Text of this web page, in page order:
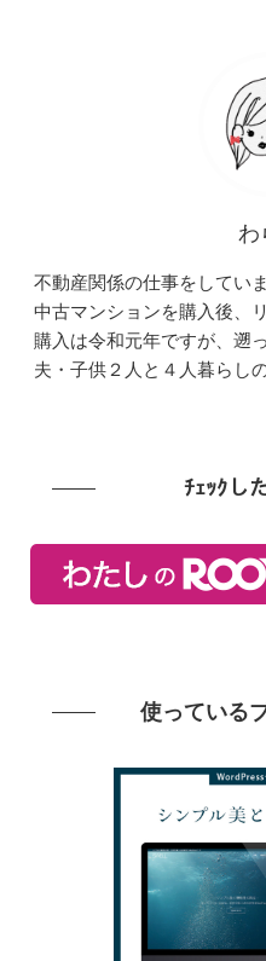
わ
不動産関係の仕事をしていま
中古マンションを購入後、
購入は令和元年ですが、遡
夫・子供２人と４人暮らしの
ﾁｪｯｸし
使っている